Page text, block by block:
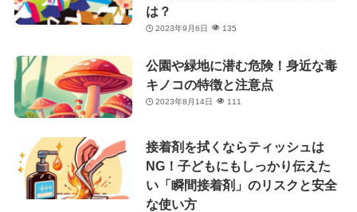
は？
2023年9月6日 135
公園や緑地に潜む危険！身近な毒
キノコの特徴と注意点
2023年8月14日 111
接着剤を拭くならティッシュは
NG！子どもにもしっかり伝えた
い「瞬間接着剤」のリスクと安全
な使い方